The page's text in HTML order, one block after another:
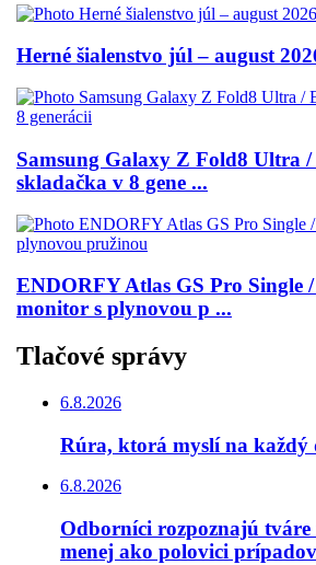
Herné šialenstvo júl – august
Samsung Galaxy Z Fold8 Ultra
skladačka v 8 gene ...
ENDORFY Atlas GS Pro Single
monitor s plynovou p ...
Tlačové správy
6.8.2026
Rúra, ktorá myslí na každý
6.8.2026
Odborníci rozpoznajú
menej ako polovici prípadov